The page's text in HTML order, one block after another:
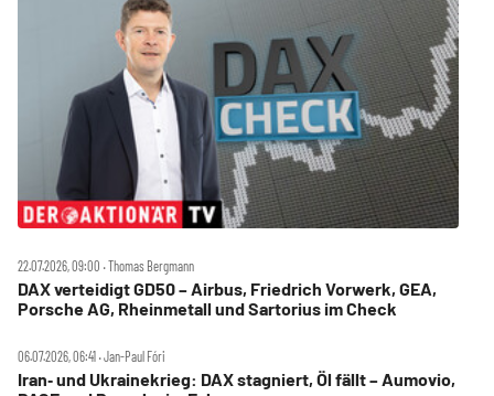
22.07.2026, 09:00 ‧ Thomas Bergmann
DAX verteidigt GD50 – Airbus, Friedrich Vorwerk, GEA,
Porsche AG, Rheinmetall und Sartorius im Check
06.07.2026, 06:41 ‧ Jan-Paul Fóri
Iran‑ und Ukrainekrieg: DAX stagniert, Öl fällt – Aumovio,